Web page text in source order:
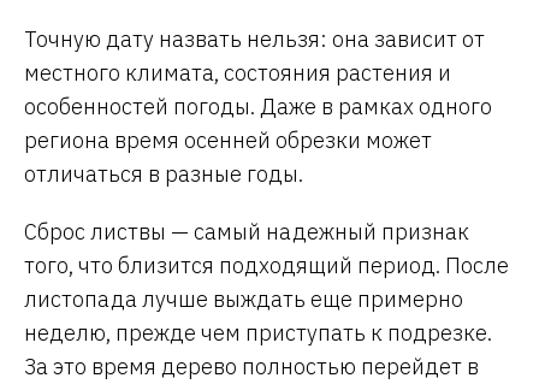
Точную дату назвать нельзя: она зависит от
местного климата, состояния растения и
особенностей погоды. Даже в рамках одного
региона время осенней обрезки может
отличаться в разные годы.
Сброс листвы — самый надежный признак
того, что близится подходящий период. После
листопада лучше выждать еще примерно
неделю, прежде чем приступать к подрезке.
За это время дерево полностью перейдет в